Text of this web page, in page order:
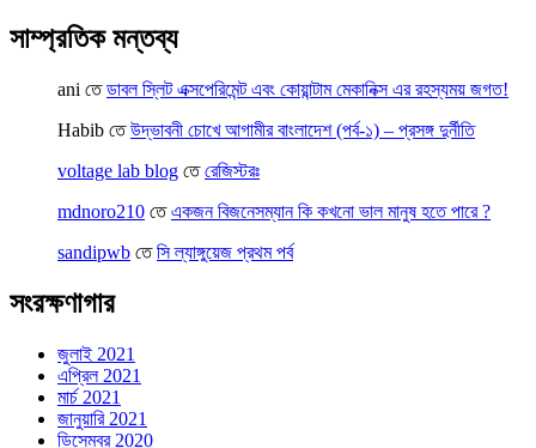
সাম্প্রতিক মন্তব্য
ani তেডাবল স্লিট এক্সপেরিমেন্ট এবং কোয়ান্টাম মেকানিক্স এর রহস্যময় জগত!
Habib তেউদ্ভাবনী চোখে আগামীর বাংলাদেশ (পর্ব-১) – প্রসঙ্গ দুর্নীতি
voltage lab blog তেরেজিস্টরঃ
mdnoro210 তেএকজন বিজনেসম্যান কি কখনো ভাল মানুষ হতে পারে ?
sandipwb তেসি ল্যাঙ্গুয়েজ প্রথম পর্ব
সংরক্ষণাগার
জুলাই 2021
এপ্রিল 2021
মার্চ 2021
জানুয়ারি 2021
ডিসেম্বর 2020